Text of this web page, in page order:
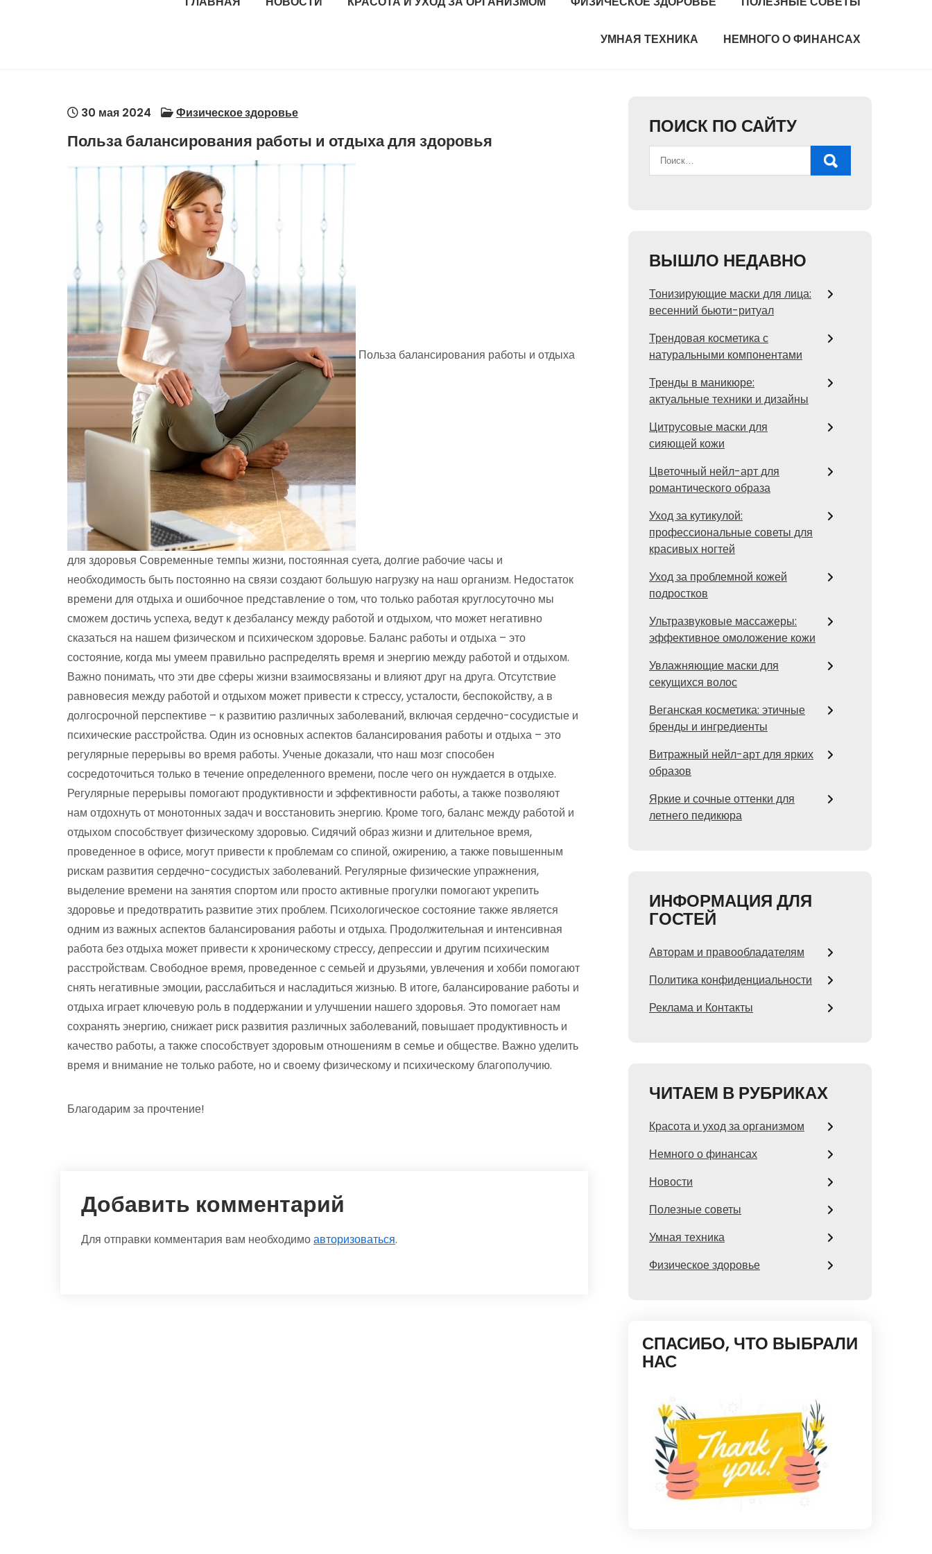
УМНАЯ ТЕХНИКА НЕМНОГО О ФИНАНСАХ
30 мая 2024 Физическое здоровье
Польза балансирования работы и отдыха для здоровья
Польза балансирования работы и отдыха
для здоровья Современные темпы жизни, постоянная суета, долгие рабочие часы и
необходимость быть постоянно на связи создают большую нагрузку на наш организм. Недостаток
времени для отдыха и ошибочное представление о том, что только работая круглосуточно мы
сможем достичь успеха, ведут к дезбалансу между работой и отдыхом, что может негативно
сказаться на нашем физическом и психическом здоровье. Баланс работы и отдыха – это
состояние, когда мы умеем правильно распределять время и энергию между работой и отдыхом.
Важно понимать, что эти две сферы жизни взаимосвязаны и влияют друг на друга. Отсутствие
равновесия между работой и отдыхом может привести к стрессу, усталости, беспокойству, а в
долгосрочной перспективе – к развитию различных заболеваний, включая сердечно-сосудистые и
психические расстройства. Один из основных аспектов балансирования работы и отдыха – это
регулярные перерывы во время работы. Ученые доказали, что наш мозг способен
сосредоточиться только в течение определенного времени, после чего он нуждается в отдыхе.
Регулярные перерывы помогают продуктивности и эффективности работы, а также позволяют
нам отдохнуть от монотонных задач и восстановить энергию. Кроме того, баланс между работой и
отдыхом способствует физическому здоровью. Сидячий образ жизни и длительное время,
проведенное в офисе, могут привести к проблемам со спиной, ожирению, а также повышенным
рискам развития сердечно-сосудистых заболеваний. Регулярные физические упражнения,
выделение времени на занятия спортом или просто активные прогулки помогают укрепить
здоровье и предотвратить развитие этих проблем. Психологическое состояние также является
одним из важных аспектов балансирования работы и отдыха. Продолжительная и интенсивная
работа без отдыха может привести к хроническому стрессу, депрессии и другим психическим
расстройствам. Свободное время, проведенное с семьей и друзьями, увлечения и хобби помогают
снять негативные эмоции, расслабиться и насладиться жизнью. В итоге, балансирование работы и
отдыха играет ключевую роль в поддержании и улучшении нашего здоровья. Это помогает нам
сохранять энергию, снижает риск развития различных заболеваний, повышает продуктивность и
качество работы, а также способствует здоровым отношениям в семье и обществе. Важно уделить
время и внимание не только работе, но и своему физическому и психическому благополучию.
Благодарим за прочтение!
Добавить комментарий
Для отправки комментария вам необходимоавторизоваться.
ПОИСК ПО САЙТУ
ВЫШЛО НЕДАВНО
Тонизирующие маски для лица:
весенний бьюти-ритуал
Трендовая косметика с
натуральными компонентами
Тренды в маникюре:
актуальные техники и дизайны
Цитрусовые маски для
сияющей кожи
Цветочный нейл-арт для
романтического образа
Уход за кутикулой:
профессиональные советы для
красивых ногтей
Уход за проблемной кожей
подростков
Ультразвуковые массажеры:
эффективное омоложение кожи
Увлажняющие маски для
секущихся волос
Веганская косметика: этичные
бренды и ингредиенты
Витражный нейл-арт для ярких
образов
Яркие и сочные оттенки для
летнего педикюра
ИНФОРМАЦИЯ ДЛЯ
ГОСТЕЙ
Авторам и правообладателям
Политика конфиденциальности
Реклама и Контакты
ЧИТАЕМ В РУБРИКАХ
Красота и уход за организмом
Немного о финансах
Новости
Полезные советы
Умная техника
Физическое здоровье
СПАСИБО, ЧТО ВЫБРАЛИ
НАС